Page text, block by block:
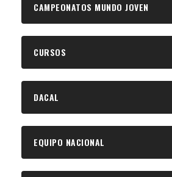
CAMPEONATOS MUNDO JOVEN
CURSOS
DACAL
EQUIPO NACIONAL